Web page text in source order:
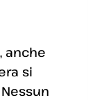
, anche
si